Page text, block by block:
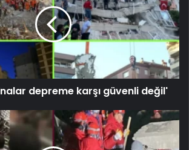
depreme karşı güvenli değil'